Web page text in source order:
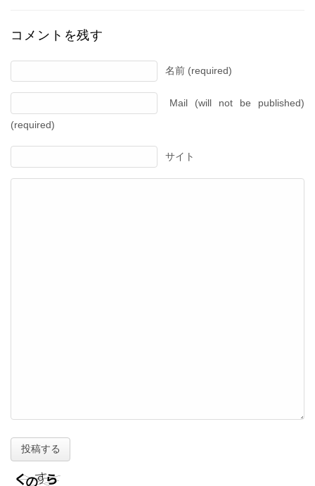
コメントを残す
名前 (required)
Mail (will not be published)
(required)
サイト